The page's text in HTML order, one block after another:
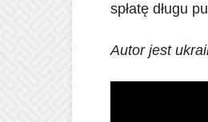
spłatę długu
Autor jest